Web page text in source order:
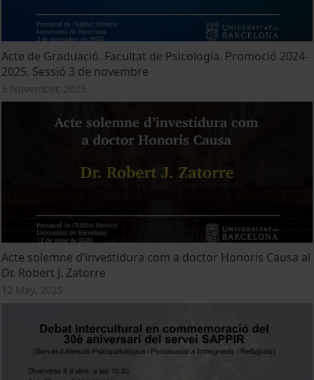
Acte de Graduació. Facultat de Psicologia. Promoció 2024-
2025. Sessió 3 de novembre
3 November, 2025
Acte solemne d’investidura com a doctor Honoris Causa al
Dr. Robert J. Zatorre
12 May, 2025